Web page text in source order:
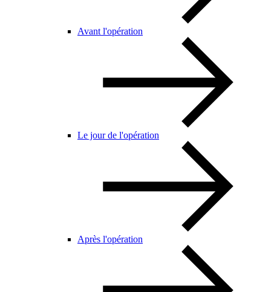
Avant l'opération
Le jour de l'opération
Après l'opération